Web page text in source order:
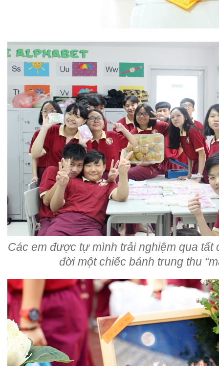
Các em được tự mình trải nghiệm qua tất
đời một chiếc bánh trung thu